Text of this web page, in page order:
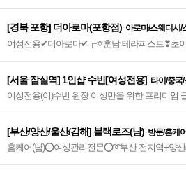
[경북 포항] 더아로마(포항점) 아로마/스웨디시/
여성전용✔더아로마✔┏✡훈남 테라피스트❣초이
[서울 잠실역] 1인샵 수빈[여성전용] 타이/중국
여성전용(여)수빈 원장 여성만을 위한 프리미엄
[부산/양산/울산/김해] 블랙로즈(남) 방문/홈케
홈케어(남)⭕여성관리전문⭕➰부산 전지역+양